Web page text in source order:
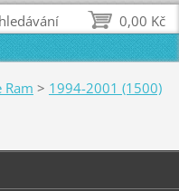
Ram > 1994-2001 (1500)
0,00 Kč